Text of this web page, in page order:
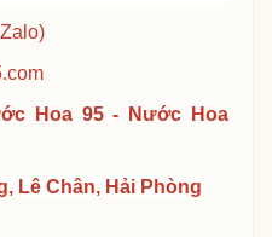
Hoa 95 - Nước Hoa
Lê Chân, Hải Phòng